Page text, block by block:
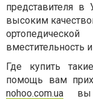
представителя в
высоким
вместительность
Где купить
помощь вам
nohoo.com.ua вы